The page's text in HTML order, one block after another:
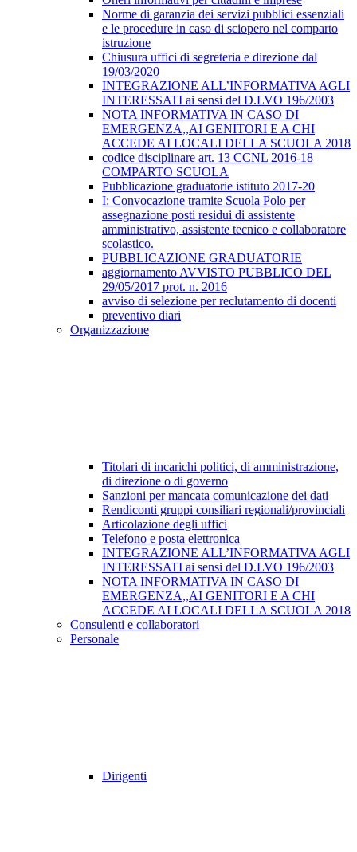
Norme di garanzia dei servizi pubblici essenziali
e le procedure in caso di sciopero nel comparto
istruzione
Chiusura uffici di segreteria e direzione dal
19/03/2020
INTEGRAZIONE ALL’INFORMATIVA AGLI
INTERESSATI ai sensi del D.LVO 196/2003
NOTA INFORMATIVA IN CASO DI
EMERGENZA,,AI GENITORI E A CHI
ACCEDE AI LOCALI DELLA SCUOLA 2018
codice disciplinare art. 13 CCNL 2016-18
COMPARTO SCUOLA
Pubblicazione graduatorie istituto 2017-20
I: Convocazione tramite Scuola Polo per
assegnazione posti residui di assistente
amministrativo, assistente tecnico e collaboratore
scolastico.
PUBBLICAZIONE GRADUATORIE
aggiornamento AVVISTO PUBBLICO DEL
29/05/2017 prot. n. 2016
avviso di selezione per reclutamento di docenti
preventivo diari
Organizzazione
Titolari di incarichi politici, di amministrazione,
di direzione o di governo
Sanzioni per mancata comunicazione dei dati
Rendiconti gruppi consiliari regionali/provinciali
Articolazione degli uffici
Telefono e posta elettronica
INTEGRAZIONE ALL’INFORMATIVA AGLI
INTERESSATI ai sensi del D.LVO 196/2003
NOTA INFORMATIVA IN CASO DI
EMERGENZA,,AI GENITORI E A CHI
ACCEDE AI LOCALI DELLA SCUOLA 2018
Consulenti e collaboratori
Personale
Dirigenti